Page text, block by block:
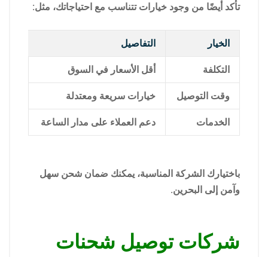
تأكد أيضًا من وجود خيارات تتناسب مع احتياجاتك، مثل:
الخيار التفاصيل
التكلفة أقل الأسعار في السوق
وقت التوصيل خيارات سريعة ومعتدلة
الخدمات دعم العملاء على مدار الساعة
باختيارك الشركة المناسبة، يمكنك ضمان شحن سهل
وآمن إلى البحرين.
شركات توصيل شحنات